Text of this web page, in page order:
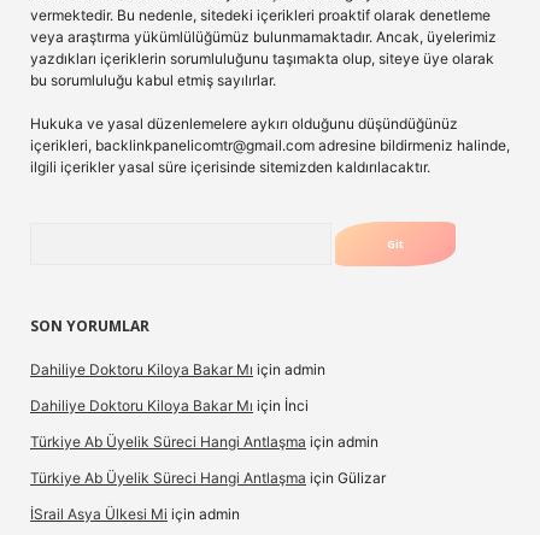
vermektedir. Bu nedenle, sitedeki içerikleri proaktif olarak denetleme
veya araştırma yükümlülüğümüz bulunmamaktadır. Ancak, üyelerimiz
yazdıkları içeriklerin sorumluluğunu taşımakta olup, siteye üye olarak
bu sorumluluğu kabul etmiş sayılırlar.
Hukuka ve yasal düzenlemelere aykırı olduğunu düşündüğünüz
içerikleri, backlinkpanelicomtr@gmail.com adresine bildirmeniz halinde,
ilgili içerikler yasal süre içerisinde sitemizden kaldırılacaktır.
SON YORUMLAR
Dahiliye Doktoru Kiloya Bakar Mı için admin
Dahiliye Doktoru Kiloya Bakar Mı için İnci
Türkiye Ab Üyelik Süreci Hangi Antlaşma için admin
Türkiye Ab Üyelik Süreci Hangi Antlaşma için Gülizar
İSrail Asya Ülkesi Mi için admin